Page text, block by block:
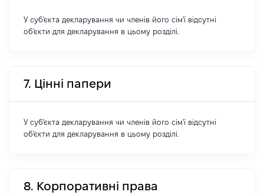
У суб'єкта декларування чи членів його сім'ї відсутні
об'єкти для декларування в цьому розділі.
7. Цінні папери
У суб'єкта декларування чи членів його сім'ї відсутні
об'єкти для декларування в цьому розділі.
8. Корпоративні права